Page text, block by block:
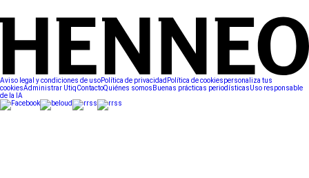
Aviso legal y condiciones de usoPolítica de privacidad Política de cookiespersonaliza tus
cookiesAdministrar UtiqContactoQuiénes somos Buenas prácticas periodísticasUso responsable
de la IA